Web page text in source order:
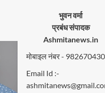
भुवन वर्मा
प्रबंध संपादक
Ashmitanews.in
मोबाइल नंबर -
Email Id :-